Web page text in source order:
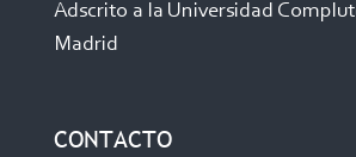
Adscrito a la Universidad
Madrid
CONTACTO